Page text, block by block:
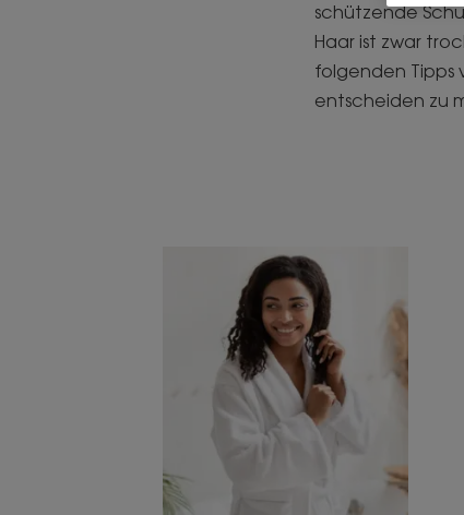
schützende
Haar ist zwar
folgenden Tipps
entscheiden zu